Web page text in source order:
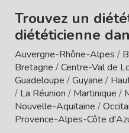
Trouvez un
diététicienne
Auvergne-Rhône-Alpes /
Bretagne /Centre-Val de
Guadeloupe /Guyane /
/ La Réunion / Martinique /
Nouvelle-Aquitaine /
Provence-Alpes-Côte